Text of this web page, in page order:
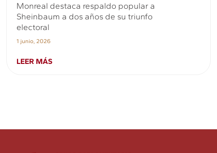
Monreal destaca respaldo popular a
Sheinbaum a dos años de su triunfo
electoral
1 junio, 2026
LEER MÁS